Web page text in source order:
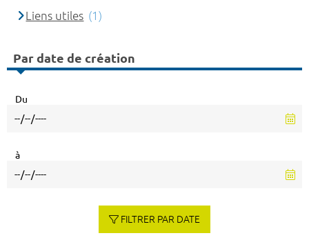
Liens utiles (1)
Par date de création
Du
à
FILTRER PAR DATE